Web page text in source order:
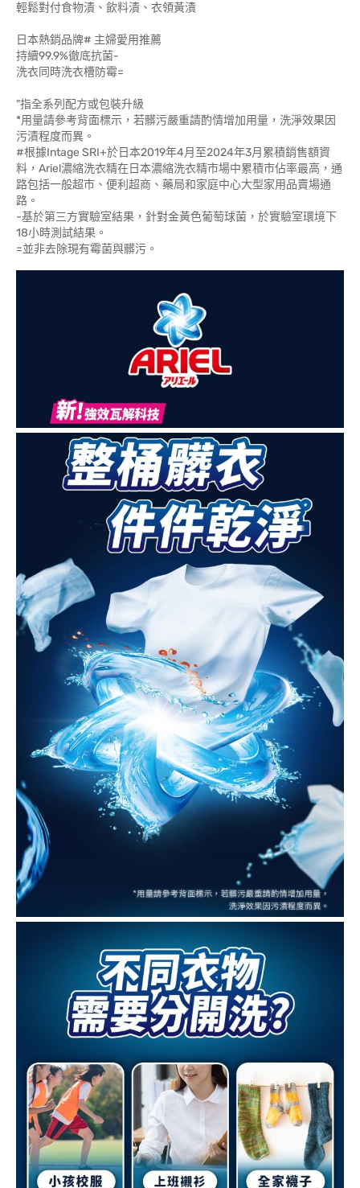
輕鬆對付食物漬、飲料漬、衣領黃漬
日本熱銷品牌# 主婦愛用推薦
持續99.9%徹底抗菌-
洗衣同時洗衣槽防霉=
"指全系列配方或包裝升級
*用量請參考背面標示，若髒污嚴重請酌情增加用量，洗淨效果因
污漬程度而異。
#根據Intage SRI+於日本2019年4月至2024年3月累積銷售額資
料，Ariel濃縮洗衣精在日本濃縮洗衣精市場中累積市佔率最高，通
路包括一般超市、便利超商、藥局和家庭中心大型家用品賣場通
路。
-基於第三方實驗室結果，針對金黃色葡萄球菌，於實驗室環境下
18小時測試結果。
=並非去除現有霉菌與髒污。